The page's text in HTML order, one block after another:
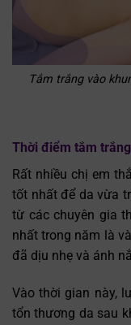
Tắm trắng vào
Thời điểm tắm
Rất nhiều chị em
tốt nhất để da vừa
từ các chuyên gia
nhất trong năm là
đã dịu nhẹ và ánh
Vào thời gian này,
tổn thương da sau